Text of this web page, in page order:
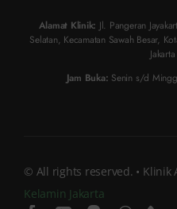
Alamat Klinik: Jl. Pangeran
Selatan, Kecamatan Sawah Besar,
Jam Buka: Senin s/d
© All rights reserved. • Klinik
Kelamin Jakarta